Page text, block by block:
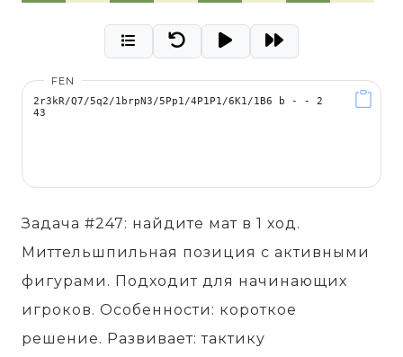
FEN
Задача #247: найдите мат в 1 ход.
Миттельшпильная позиция с активными
фигурами. Подходит для начинающих
игроков. Особенности: короткое
решение. Развивает: тактику